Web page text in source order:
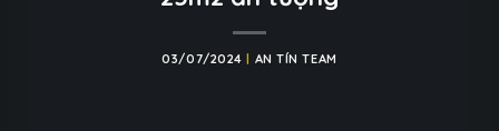
03/07/2024 AN TÍN TEAM